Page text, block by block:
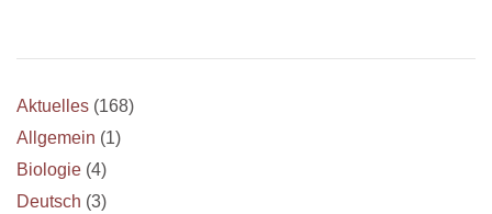
Aktuelles (168)
Allgemein (1)
Biologie (4)
Deutsch (3)